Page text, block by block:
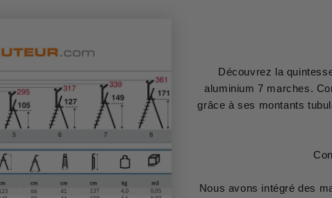
Découvrez la
aluminium 7 marches.
grâce à ses montants
Nous avons intégré des